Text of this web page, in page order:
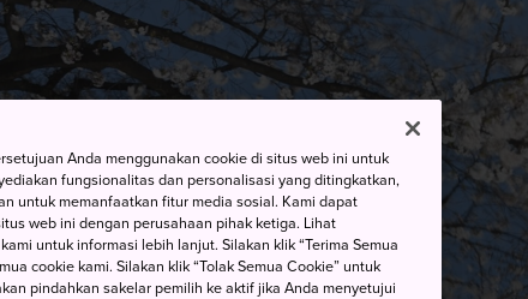
Anda menggunakan cookie di situs web ini untuk
fungsionalitas dan personalisasi yang ditingkatkan,
untuk memanfaatkan fitur media sosial. Kami dapat
web ini dengan perusahaan pihak ketiga. Lihat
untuk informasi lebih lanjut. Silakan klik “Terima Semua
cookie kami. Silakan klik “Tolak Semua Cookie” untuk
pindahkan sakelar pemilih ke aktif jika Anda menyetujui